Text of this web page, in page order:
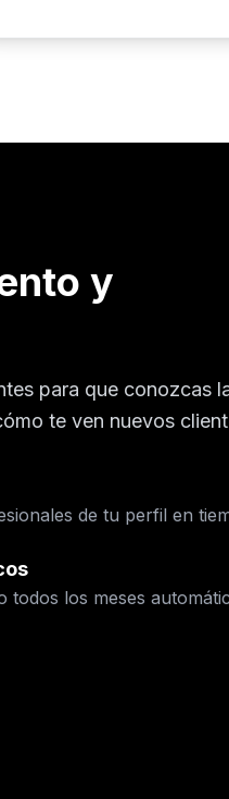
y
para que conozcas
te ven nuevos
de tu perfil en
todos los meses